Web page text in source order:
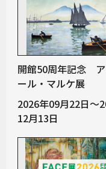
開館50周年記念
ール・マルケ展
2026年09月22日～
12月13日